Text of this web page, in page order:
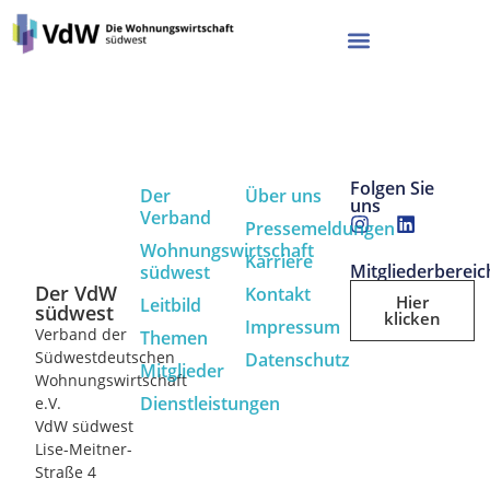
Der VdW
südwest
Verband der
Südwestdeutschen
Wohnungswirtschaft
e.V.
VdW südwest
Lise-Meitner-
Straße 4
Der
Verband
Wohnungswirtschaft
südwest
Leitbild
Themen
Mitglieder
Dienstleistungen
Über uns
Pressemeldungen
Karriere
Kontakt
Impressum
Datenschutz
Folgen Sie
uns
Hier
klicken